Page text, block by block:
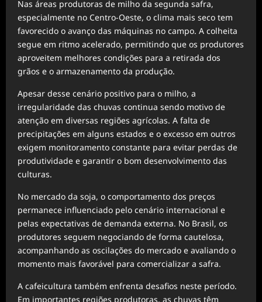
Nas áreas produtoras de milho da segunda safra,
especialmente no Centro-Oeste, o clima mais seco tem
favorecido o avanço das máquinas no campo. A colheita
segue em ritmo acelerado, permitindo que os produtores
aproveitem melhores condições para a retirada dos
grãos e o armazenamento da produção.
Apesar desse cenário positivo para o milho, a
irregularidade das chuvas continua sendo motivo de
atenção em diversas regiões agrícolas. A falta de
precipitações em alguns estados e o excesso em outros
exigem monitoramento constante para evitar perdas de
produtividade e garantir o bom desenvolvimento das
culturas.
No mercado da soja, o comportamento dos preços
permanece influenciado pelo cenário internacional e
pelas expectativas de demanda externa. No Brasil, os
produtores seguem negociando de forma cautelosa,
acompanhando as oscilações do mercado e avaliando o
momento mais favorável para comercializar a safra.
A cafeicultura também enfrenta desafios neste período.
Em importantes regiões produtoras, as chuvas têm